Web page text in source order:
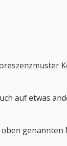
auf etwas
oben